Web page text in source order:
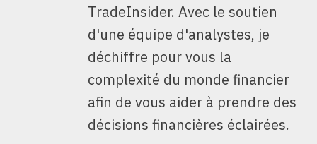
TradeInsider. Avec le soutien
d'une équipe d'analystes, je
déchiffre pour vous la
complexité du monde financier
afin de vous aider à prendre des
décisions financières éclairées.